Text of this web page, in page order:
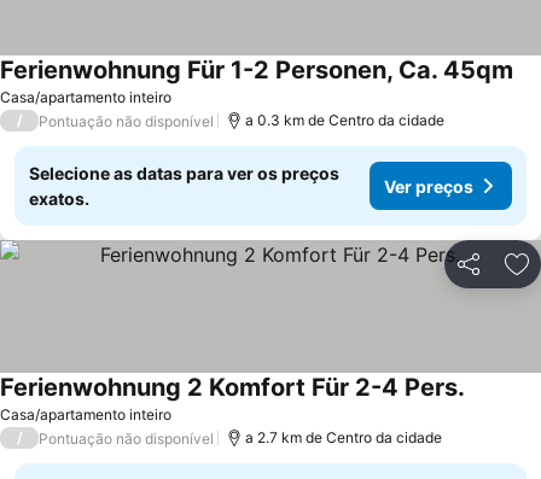
Casa/apartamento inteiro
Ferienwohnung Für 1-2 Personen, Ca. 45qm
/ Pontuação não disponível a 0.3 km de Centro da cidade
Selecione as datas para ver os preços
exatos.
Ver preços
Partilhar
Casa/apartamento inteiro
Ferienwohnung 2 Komfort Für 2-4 Pers.
/ Pontuação não disponível a 2.7 km de Centro da cidade